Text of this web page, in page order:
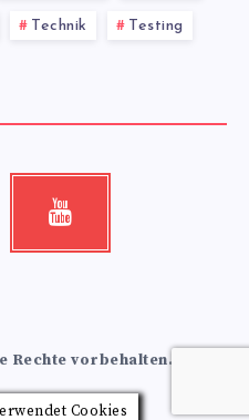
Technik Testing
Youtube
Rechte vorbehalten.
Cookies